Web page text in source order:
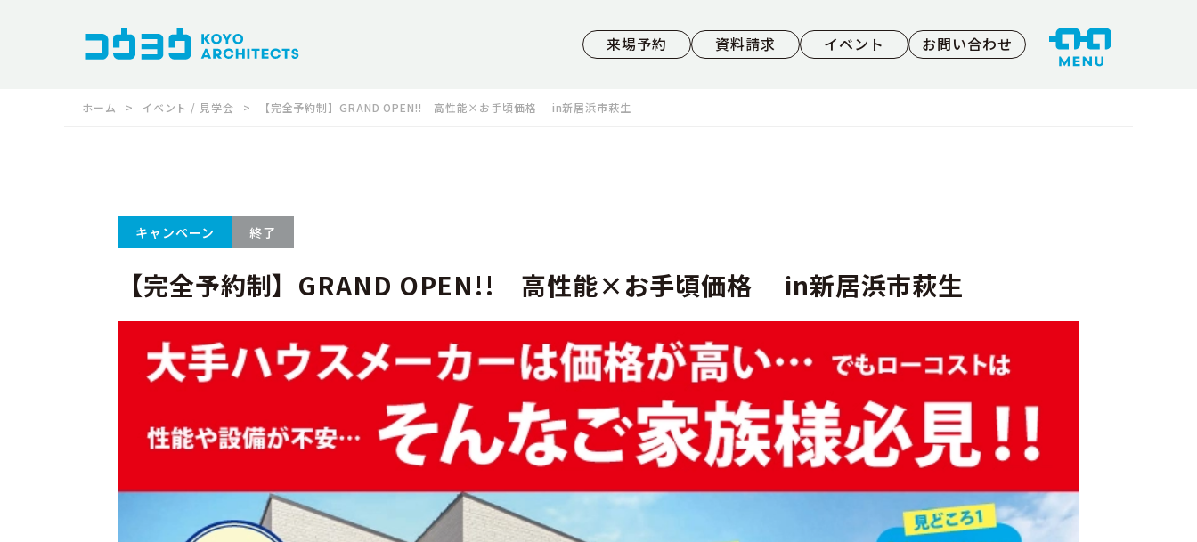
来場予約 資料請求 イベント お問い合わせ
ホーム イベント / 見学会 【完全予約制】GRAND OPEN!! 高性能×お手頃価格 in新居浜市萩生
キャンペーン 終了
【完全予約制】GRAND OPEN!! 高性能×お手頃価格 in新居浜市萩生